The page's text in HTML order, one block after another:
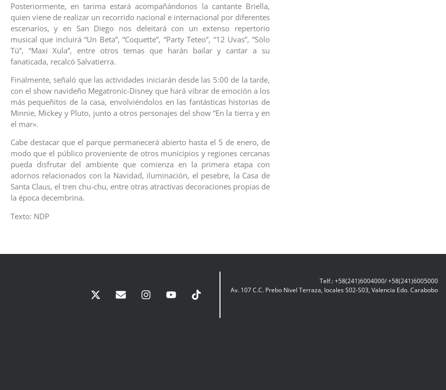
Posteriormente, en tarima estará acompañándonos la cantante Briella,
quien viene de realizar un recorrido nacional e internacional por diferentes
escenarios, y en San Diego nos deleitará con un extenso repertorio
musical que incluirá “Un Beta”, “Coquette”, “Party Teteo”, “12 Uvas”, “Sòlo
Tú”, “Maxi Xula”, entre otros temas que harán bailar y cantar a su
fanaticada, recalcó Salvatierra.
Finalmente, señaló que las actividades iniciarán desde las 5:00 de la tarde,
con el show navideño Megatronic-Disney que hará vibrar de emoción a los
más pequeñitos de la casa, envolviéndolos en las fantásticas historias de
Minnie, Mickey y Pluto, junto a otros personajes del show “En la tierra y en
el mar».
Cabe destacar que el parque permanecerá abierto hasta el 5 de enero, de
modo que el público proveniente de otros municipios y regiones cercanas
pueda disfrutar del ambiente que comienza en la primera etapa con
adornos relacionados con la Navidad, iluminación, el pesebre, la Casa de
Santa Claus, el tren chu-chu, entre otras atractivas decoraciones propias de
la época decembrina.
Texto: NDP
Telf.: +58(241)6004000/ +58(241)6005000
Av. 107 C.C. Prebo Nivel Terraza, locales S02-S03, Valencia Edo. Carabobo